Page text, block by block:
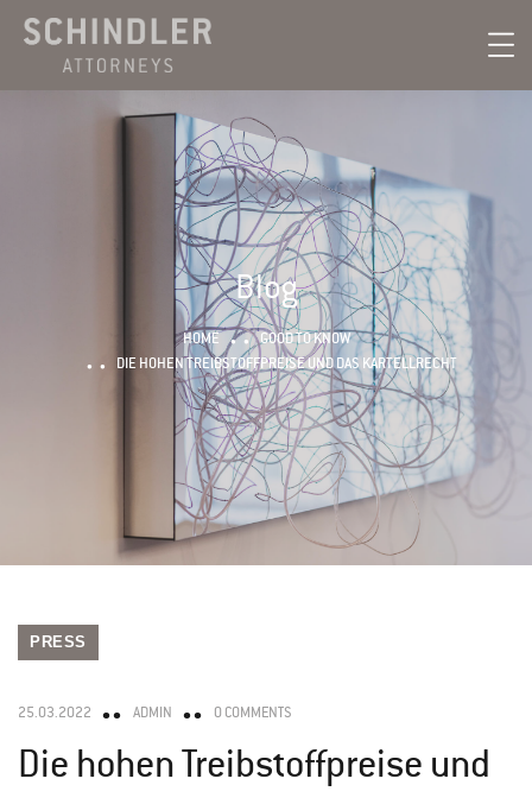
Blog
HOME
GOOD TO KNOW
DIE HOHEN TREIBSTOFFPREISE UND DAS KARTELLRECHT
PRESS
25.03.2022 ADMIN 0 COMMENTS
Die hohen Treibstoffpreise und